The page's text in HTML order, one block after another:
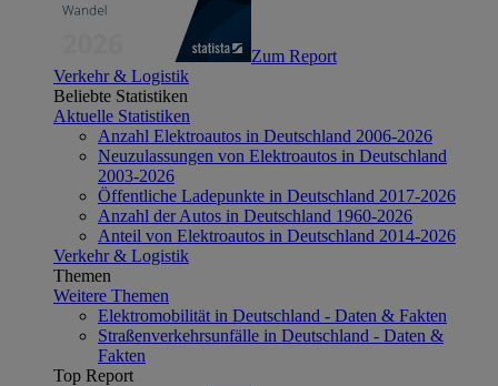
Zum Report
Verkehr & Logistik
Beliebte Statistiken
Aktuelle Statistiken
Anzahl Elektroautos in Deutschland 2006-2026
Neuzulassungen von Elektroautos in Deutschland
2003-2026
Öffentliche Ladepunkte in Deutschland 2017-2026
Anzahl der Autos in Deutschland 1960-2026
Anteil von Elektroautos in Deutschland 2014-2026
Verkehr & Logistik
Themen
Weitere Themen
Elektromobilität in Deutschland - Daten & Fakten
Straßenverkehrsunfälle in Deutschland - Daten &
Fakten
Top Report